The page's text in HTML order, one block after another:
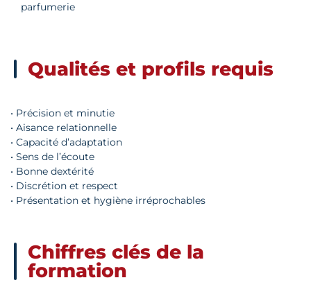
parfumerie
Qualités et profils requis
• Précision et minutie
• Aisance relationnelle
• Capacité d’adaptation
• Sens de l’écoute
• Bonne dextérité
• Discrétion et respect
• Présentation et hygiène irréprochables
Chiffres clés de la
formation